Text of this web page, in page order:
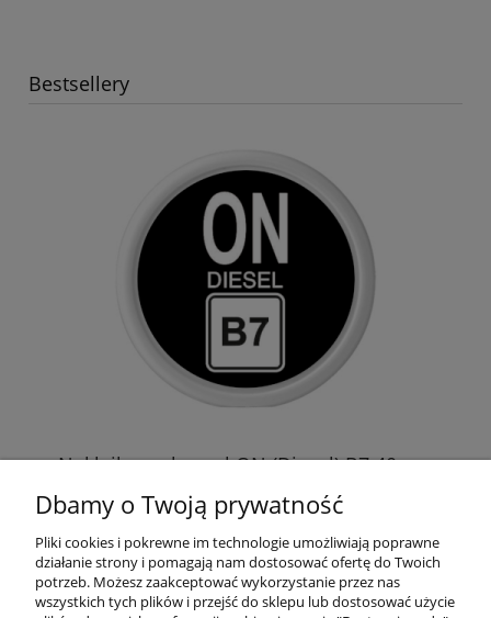
Bestsellery
Naklejka na kapsel ON (Diesel) B7 40mm
2,00 zł
do koszyka
Dbamy o Twoją prywatność
Pliki cookies i pokrewne im technologie umożliwiają poprawne
działanie strony i pomagają nam dostosować ofertę do Twoich
potrzeb. Możesz zaakceptować wykorzystanie przez nas
wszystkich tych plików i przejść do sklepu lub dostosować użycie